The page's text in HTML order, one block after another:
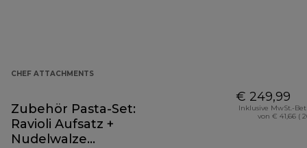
CHEF ATTACHMENTS
Zubehör Pasta-Set:
Ravioli Aufsatz +
Nudelwalze
€ 249,99
Inklusive MwSt.-
von € 41,66 (